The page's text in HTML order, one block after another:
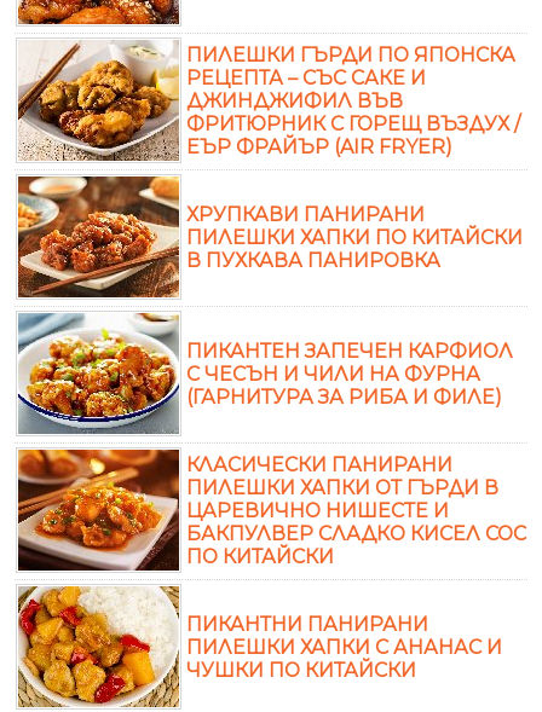
ПИЛЕШКИ ГЪРДИ ПО ЯПОНСКА
РЕЦЕПТА – СЪС САКЕ И
ДЖИНДЖИФИЛ ВЪВ
ФРИТЮРНИК С ГОРЕЩ ВЪЗДУХ /
ЕЪР ФРАЙЪР (AIR FRYER)
ХРУПКАВИ ПАНИРАНИ
ПИЛЕШКИ ХАПКИ ПО КИТАЙСКИ
В ПУХКАВА ПАНИРОВКА
ПИКАНТЕН ЗАПЕЧЕН КАРФИОЛ
С ЧЕСЪН И ЧИЛИ НА ФУРНА
(ГАРНИТУРА ЗА РИБА И ФИЛЕ)
КЛАСИЧЕСКИ ПАНИРАНИ
ПИЛЕШКИ ХАПКИ ОТ ГЪРДИ В
ЦАРЕВИЧНО НИШЕСТЕ И
БАКПУЛВЕР СЛАДКО КИСЕЛ СОС
ПО КИТАЙСКИ
ПИКАНТНИ ПАНИРАНИ
ПИЛЕШКИ ХАПКИ С АНАНАС И
ЧУШКИ ПО КИТАЙСКИ